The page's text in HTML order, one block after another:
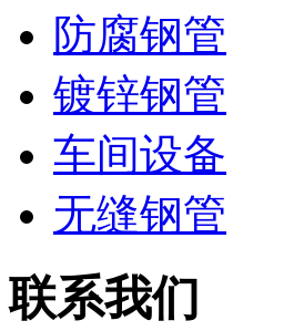
防腐钢管
镀锌钢管
车间设备
无缝钢管
联系我们